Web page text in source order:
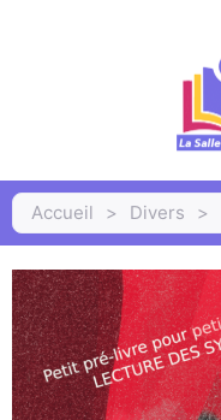
Accueil > Divers >